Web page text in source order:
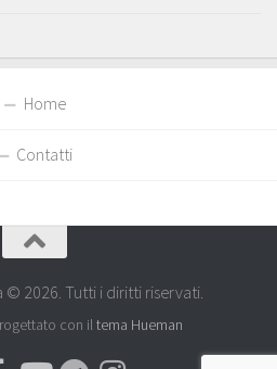
Home
Contatti
© 2026. Tutti i diritti riservati.
con iltema Hueman